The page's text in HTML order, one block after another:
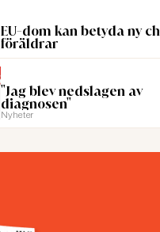
EU-dom kan betyda ny
föräldrar
"Jag blev nedslagen av
diagnosen"
Nyheter